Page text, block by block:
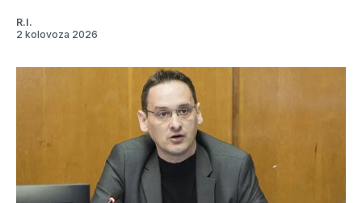
R.I.
2 kolovoza 2026